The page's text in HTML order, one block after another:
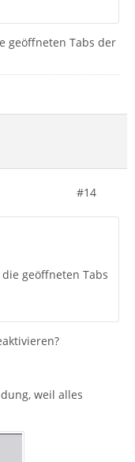
geöffneten Tabs der
#14
geöffneten Tabs
weil alles